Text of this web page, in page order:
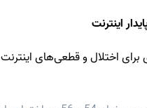
اینترنت
اختلال و قطعی‌های اینترنت